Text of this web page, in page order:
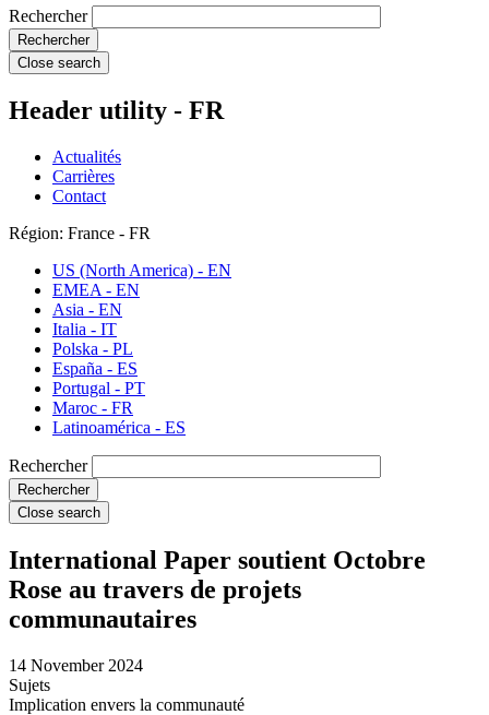
Rechercher
Close search
Header utility - FR
Actualités
Carrières
Contact
Région: France - FR
US (North America) - EN
EMEA - EN
Asia - EN
Italia - IT
Polska - PL
España - ES
Portugal - PT
Maroc - FR
Latinoamérica - ES
Rechercher
Close search
International Paper soutient Octobre
Rose au travers de projets
communautaires
14 November 2024
Sujets
Implication envers la communauté